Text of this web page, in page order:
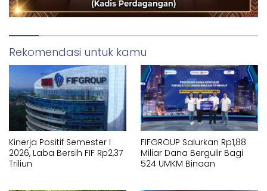
Rekomendasi untuk kamu
Kinerja Positif Semester I
2026, Laba Bersih FIF Rp2,37
Triliun
FIFGROUP Salurkan Rp1,88
Miliar Dana Bergulir Bagi
524 UMKM Binaan